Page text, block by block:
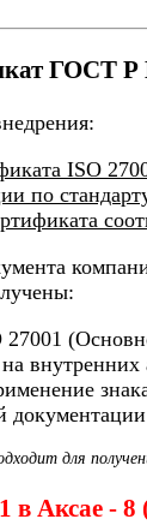
ГОСТ Р
ISO
по
внутренних
для
в Аксае - 8